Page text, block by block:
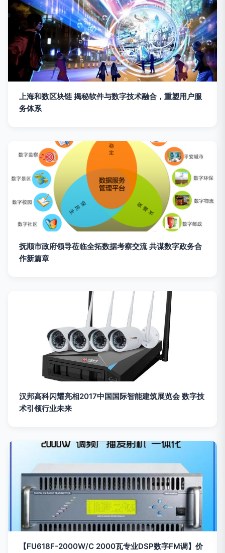
上海和数区块链 揭秘软件与数字技术融合，重塑用户服
务体系
抚顺市政府领导莅临全拓数据考察交流 共谋数字政务合
作新篇章
汉邦高科闪耀亮相2017中国国际智能建筑展览会 数字技
术引领行业未来
【FU618F-2000W/C 2000瓦专业DSP数字FM调】价